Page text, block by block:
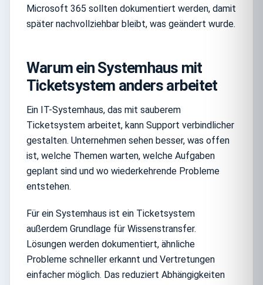
Microsoft 365 sollten dokumentiert werden, damit
später nachvollziehbar bleibt, was geändert wurde.
Warum ein Systemhaus mit
Ticketsystem anders arbeitet
Ein IT-Systemhaus, das mit sauberem
Ticketsystem arbeitet, kann Support verbindlicher
gestalten. Unternehmen sehen besser, was offen
ist, welche Themen warten, welche Aufgaben
geplant sind und wo wiederkehrende Probleme
entstehen.
Für ein Systemhaus ist ein Ticketsystem
außerdem Grundlage für Wissenstransfer.
Lösungen werden dokumentiert, ähnliche
Probleme schneller erkannt und Vertretungen
einfacher möglich. Das reduziert Abhängigkeiten